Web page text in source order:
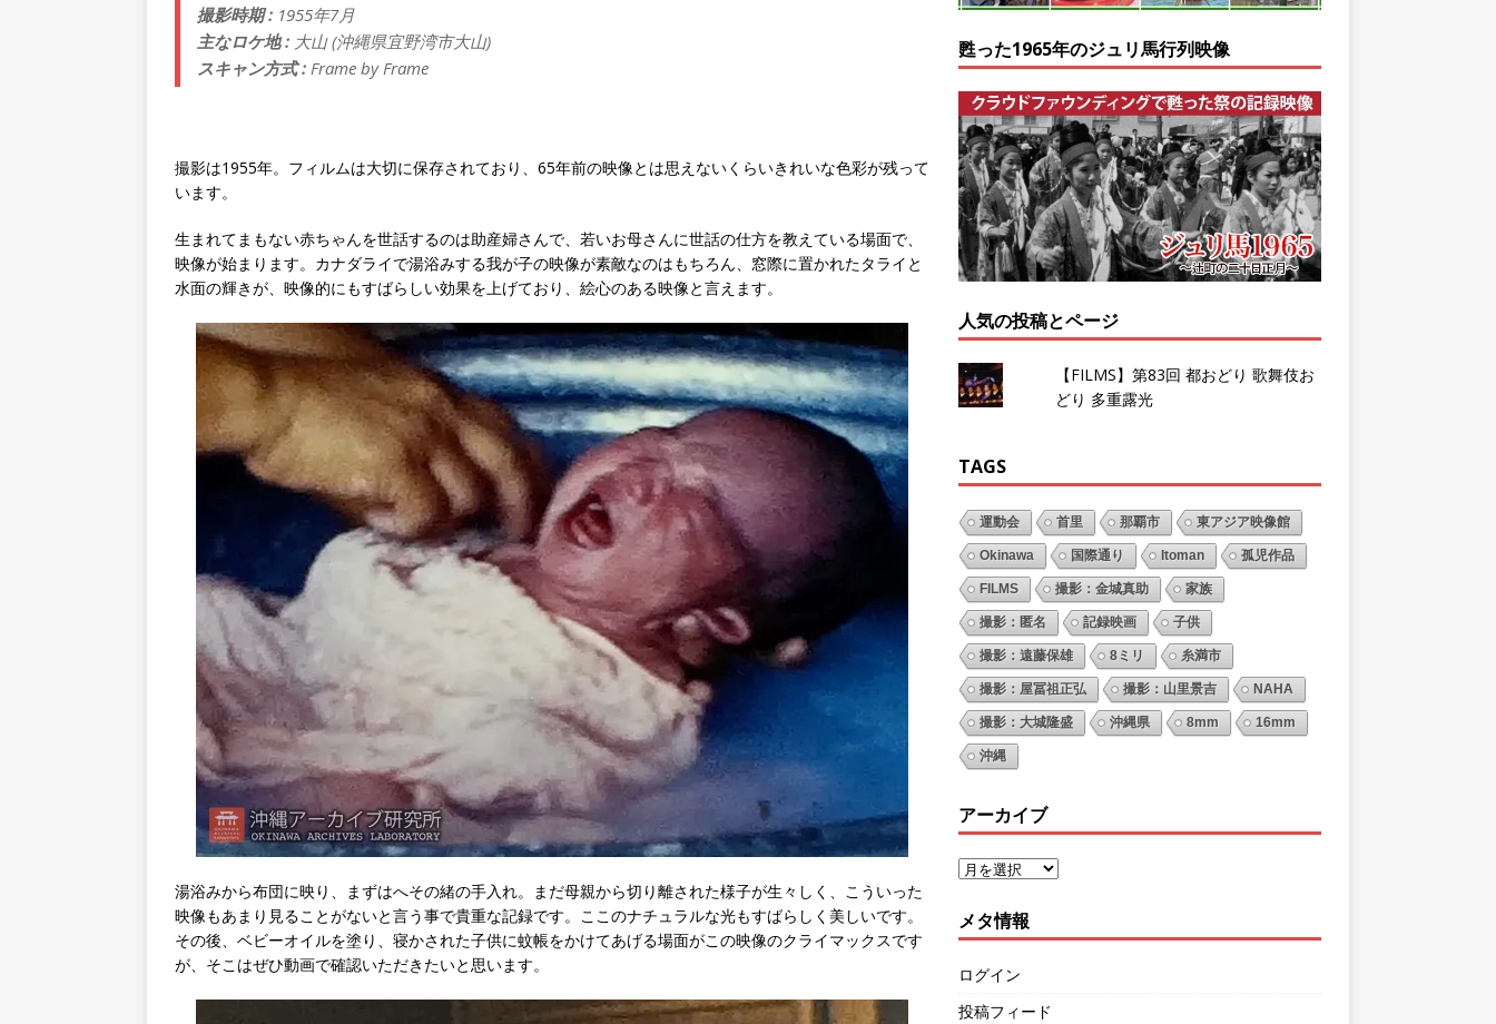
撮影時期 : 1955年7月
主なロケ地 : 大山 (沖縄県宜野湾市大山)
スキャン方式 : Frame by Frame
撮影は1955年。フィルムは大切に保存されており、65年前の映像とは思えないくらいきれいな色彩が残って
います。
生まれてまもない赤ちゃんを世話するのは助産婦さんで、若いお母さんに世話の仕方を教えている場面で、
映像が始まります。カナダライで湯浴みする我が子の映像が素敵なのはもちろん、窓際に置かれたタライと
水面の輝きが、映像的にもすばらしい効果を上げており、絵心のある映像と言えます。
湯浴みから布団に映り、まずはへその緒の手入れ。まだ母親から切り離された様子が生々しく、こういった
映像もあまり見ることがないと言う事で貴重な記録です。ここのナチュラルな光もすばらしく美しいです。
その後、ベビーオイルを塗り、寝かされた子供に蚊帳をかけてあげる場面がこの映像のクライマックスです
が、そこはぜひ動画で確認いただきたいと思います。
甦った1965年のジュリ馬行列映像
人気の投稿とページ
【FILMS】第83回 都おどり 歌舞伎お
どり 多重露光
TAGS
運動会 首里 那覇市 東アジア映像館
Okinawa 国際通り Itoman 孤児作品
FILMS 撮影：金城真助 家族
撮影：匿名 記録映画 子供
撮影：遠藤保雄 8ミリ 糸満市
撮影：屋冨祖正弘 撮影：山里景吉 NAHA
撮影：大城隆盛 沖縄県 8mm 16mm
沖縄
アーカイブ
メタ情報
ログイン
投稿フィード